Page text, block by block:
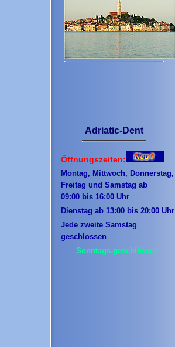
Adriatic-Dent
Öffnungszeiten:
Montag, Mittwoch, Donnerstag,
Freitag und Samstag ab
09:00 bis 16:00 Uhr
Dienstag ab 13:00 bis 20:00 Uhr
Jede zweite Samstag
geschlossen
Sonntags-geschlössen